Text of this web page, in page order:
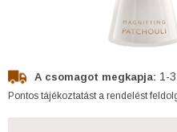
A csomagot megkapja: 1-
Pontos tájékoztatást a rendelést